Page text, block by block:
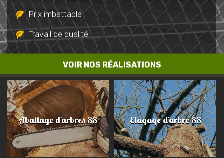
VOIR NOS RÉALISATIONS
Prix imbattable
Travail de qualité
Abattage d'arbres 88 Elagage d'arbre 88